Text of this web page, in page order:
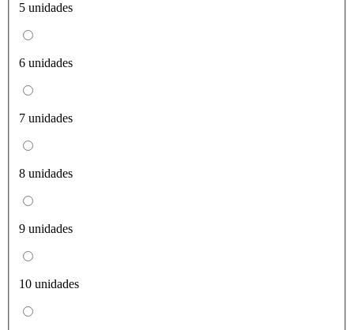
5 unidades
6 unidades
7 unidades
8 unidades
9 unidades
10 unidades